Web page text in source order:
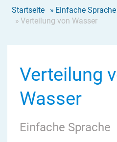
Startseite » Einfache Sprache
» Verteilung von Wasser
Verteilung
Wasser
Einfache Sprache